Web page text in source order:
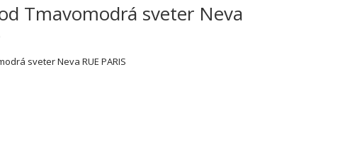
Tmavomodrá sveter Neva
sveter Neva RUE PARIS